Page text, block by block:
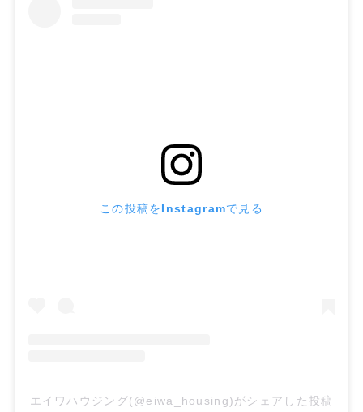
この投稿をInstagramで見る
エイワハウジング(@eiwa_housing)がシェアした投稿